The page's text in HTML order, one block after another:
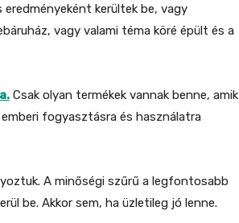
kerültek be, vagy
vagy valami téma köré épült és a
Csak olyan termékek vannak benne, amik
fogyasztásra és használatra
A minőségi szűrű a legfontosabb
be. Akkor sem, ha üzletileg jó lenne.